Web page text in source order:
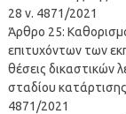
28 ν. 4871/2021
Άρθρο 25:
επιτυχόντων των
θέσεις δικαστικών
σταδίου
4871/2021